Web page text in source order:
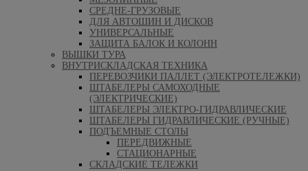
СРЕДНЕ-ГРУЗОВЫЕ
ДЛЯ АВТОШИН И ДИСКОВ
УНИВЕРСАЛЬНЫЕ
ЗАЩИТА БАЛОК И КОЛОНН
ВЫШКИ ТУРА
ВНУТРИСКЛАДСКАЯ ТЕХНИКА
ПЕРЕВОЗЧИКИ ПАЛЛЕТ (ЭЛЕКТРОТЕЛЕЖКИ)
ШТАБЕЛЕРЫ САМОХОДНЫЕ
(ЭЛЕКТРИЧЕСКИЕ)
ШТАБЕЛЕРЫ ЭЛЕКТРО-ГИДРАВЛИЧЕСКИЕ
ШТАБЕЛЕРЫ ГИДРАВЛИЧЕСКИЕ (РУЧНЫЕ)
ПОДЪЕМНЫЕ СТОЛЫ
ПЕРЕДВИЖНЫЕ
СТАЦИОНАРНЫЕ
СКЛАДСКИЕ ТЕЛЕЖКИ